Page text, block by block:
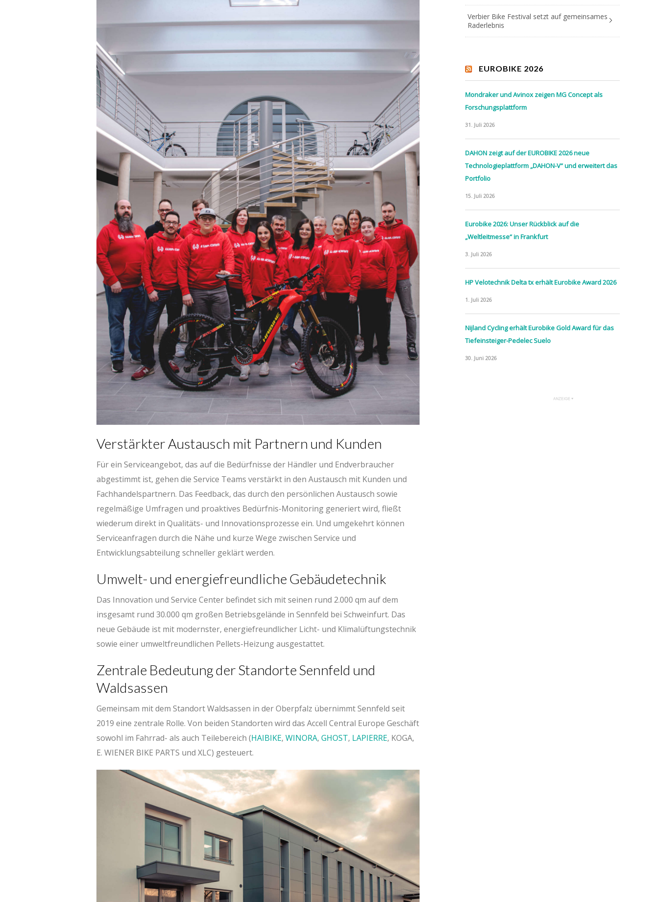
Verstärkter Austausch mit Partnern und Kunden
Für ein Serviceangebot, das auf die Bedürfnisse der Händler und Endverbraucher
abgestimmt ist, gehen die Service Teams verstärkt in den Austausch mit Kunden und
Fachhandelspartnern. Das Feedback, das durch den persönlichen Austausch sowie
regelmäßige Umfragen und proaktives Bedürfnis-Monitoring generiert wird, fließt
wiederum direkt in Qualitäts- und Innovationsprozesse ein. Und umgekehrt können
Serviceanfragen durch die Nähe und kurze Wege zwischen Service und
Entwicklungsabteilung schneller geklärt werden.
Umwelt- und energiefreundliche Gebäudetechnik
Das Innovation und Service Center befindet sich mit seinen rund 2.000 qm auf dem
insgesamt rund 30.000 qm großen Betriebsgelände in Sennfeld bei Schweinfurt. Das
neue Gebäude ist mit modernster, energiefreundlicher Licht- und Klimalüftungstechnik
sowie einer umweltfreundlichen Pellets-Heizung ausgestattet.
Zentrale Bedeutung der Standorte Sennfeld und
Waldsassen
Gemeinsam mit dem Standort Waldsassen in der Oberpfalz übernimmt Sennfeld seit
2019 eine zentrale Rolle. Von beiden Standorten wird das Accell Central Europe Geschäft
sowohl im Fahrrad- als auch Teilebereich (HAIBIKE, WINORA, GHOST, LAPIERRE, KOGA,
E. WIENER BIKE PARTS und XLC) gesteuert.
Verbier Bike Festival setzt auf gemeinsames
Raderlebnis
EUROBIKE 2026
Mondraker und Avinox zeigen MG Concept als
Forschungsplattform
31. Juli 2026
DAHON zeigt auf der EUROBIKE 2026 neue
Technologieplattform „DAHON-V“ und erweitert das
Portfolio
15. Juli 2026
Eurobike 2026: Unser Rückblick auf die
„Weltleitmesse“ in Frankfurt
3. Juli 2026
HP Velotechnik Delta tx erhält Eurobike Award 2026
1. Juli 2026
Nijland Cycling erhält Eurobike Gold Award für das
Tiefeinsteiger-Pedelec Suelo
30. Juni 2026